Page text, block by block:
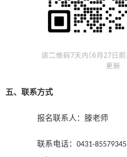
五、联系方式
报名联系人：滕老师
联系电话：0431-85579345